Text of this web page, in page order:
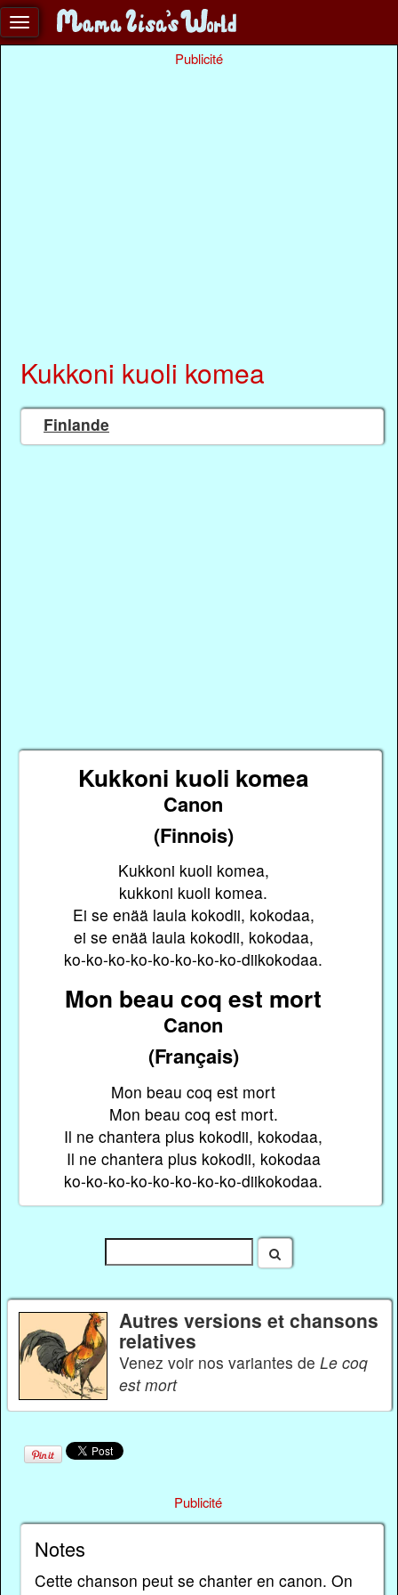
Publicité
Kukkoni kuoli komea
Finlande
Kukkoni kuoli komea
Canon
(Finnois)
Kukkoni kuoli komea,
kukkoni kuoli komea.
Ei se enää laula kokodii, kokodaa,
ei se enää laula kokodii, kokodaa,
ko-ko-ko-ko-ko-ko-ko-ko-diikokodaa.
Mon beau coq est mort
Canon
(Français)
Mon beau coq est mort
Mon beau coq est mort.
Il ne chantera plus kokodii, kokodaa,
Il ne chantera plus kokodii, kokodaa
ko-ko-ko-ko-ko-ko-ko-ko-diikokodaa.
Autres versions et chansons
relatives
Venez voir nos variantes de Le coq
est mort
Publicité
Notes
Cette chanson peut se chanter en canon. On